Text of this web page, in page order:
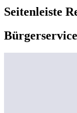
Seitenleiste